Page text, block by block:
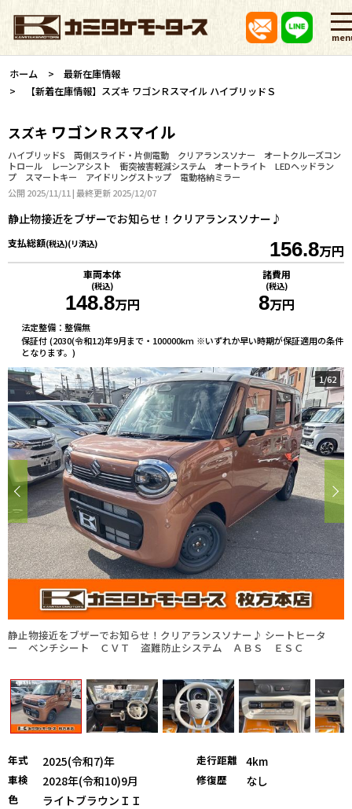
ホーム
最新在庫情報
【新着在庫情報】スズキ ワゴンＲスマイル ハイブリッドＳ
スズキ ワゴンＲスマイル
ハイブリッドS 両側スライド・片側電動 クリアランスソナー オートクルーズコン
トロール レーンアシスト 衝突被害軽減システム オートライト LEDヘッドラン
プ スマートキー アイドリングストップ 電動格納ミラー
公開 2025/11/11 | 最終更新 2025/12/07
静止物接近をブザーでお知らせ！クリアランスソナー♪
支払総額(税込)(リ済込) 156.8万円
車両本体
(税込)
148.8万円
諸費用
(税込)
8万円
法定整備：整備無
保証付 (2030(令和12)年9月まで・100000km ※いずれか早い時期が保証適用の条件
となります。)
静止物接近をブザーでお知らせ！クリアランスソナー♪ シートヒータ
ー ベンチシート ＣＶＴ 盗難防止システム ＡＢＳ ＥＳＣ
1/62
年式 2025(令和7)年 走行距離 4km
車検 2028年(令和10)9月 修復歴 なし
色 ライトブラウンＩＩ